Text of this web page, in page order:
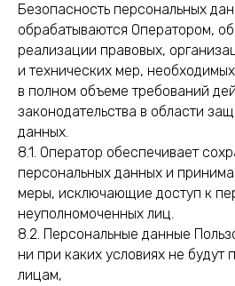
Безопасность персональных
обрабатываются Оператором,
реализации правовых,
и технических мер,
в полном объеме требований
законодательства в области
данных.
8.1. Оператор обеспечивает
персональных данных и
меры, исключающие доступ к
неуполномоченных лиц.
8.2. Персональные данные
ни при каких условиях не будут
лицам,